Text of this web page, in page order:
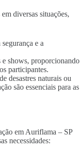
diversas situações,
e a
e shows, proporcionando
participantes.
desastres naturais ou
são essenciais para as
em Auriflama – SP
necessidades: